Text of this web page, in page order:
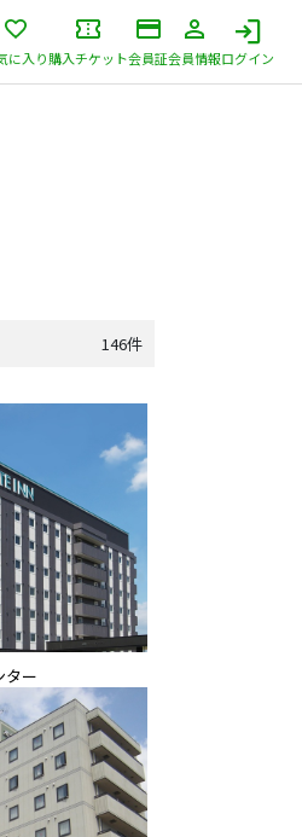
に入り購入チケット会員証会員情報ログイン
146件
ター